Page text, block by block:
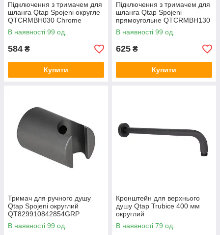
Підключення з тримачем для
шланга Qtap Spojeni округле
QTCRMBH030 Chrome
В наявності 99 од.
584 ₴
Купити
Підключення з тримачем для
шланга Qtap Spojeni
прямоугольне QTCRMBH130
Chrome (Fixsit)
В наявності 99 од.
625 ₴
Купити
Тримач для ручного душу
Qtap Spojeni округлий
QT829910842854GRP
Graphite
В наявності 99 од.
Кронштейн для верхнього
душу Qtap Trubice 400 мм
округлий
QTTRU120BLM45927 Black
Matt Чорний
В наявності 79 од.